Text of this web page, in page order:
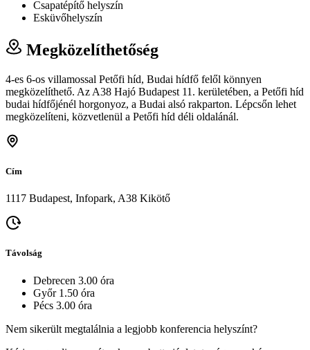
Csapatépítő helyszín
Esküvőhelyszín
Megközelíthetőség
4-es 6-os villamossal Petőfi híd, Budai hídfő felől könnyen
megközelíthető. Az A38 Hajó Budapest 11. kerületében, a Petőfi híd
budai hídfőjénél horgonyoz, a Budai alsó rakparton. Lépcsőn lehet
megközelíteni, közvetlenül a Petőfi híd déli oldalánál.
Cím
1117 Budapest, Infopark, A38 Kikötő
Távolság
Debrecen 3.00 óra
Győr 1.50 óra
Pécs 3.00 óra
Nem sikerült megtalálnia a legjobb konferencia helyszínt?